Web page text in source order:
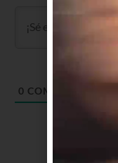
0 COMENTARIOS